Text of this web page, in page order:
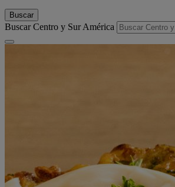
Buscar
Buscar Centro y Sur América